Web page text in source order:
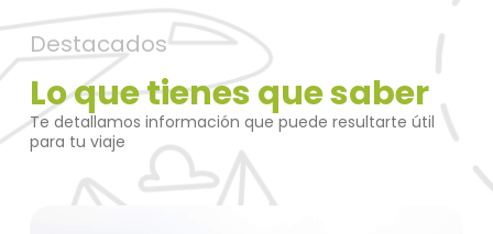
Destacados
Lo que tienes que saber
Te detallamos información que puede resultarte útil
para tu viaje